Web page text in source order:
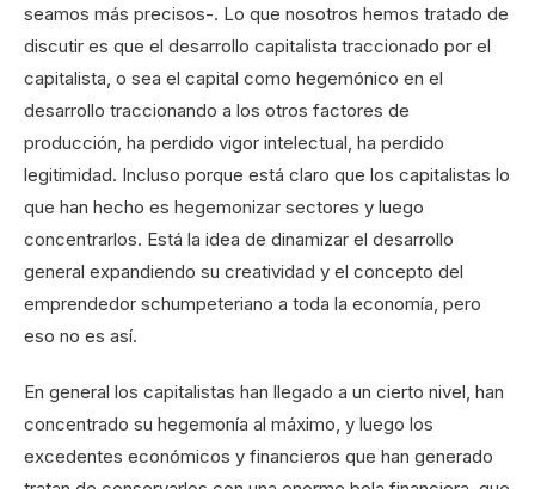
seamos más precisos-. Lo que nosotros hemos tratado de
discutir es que el desarrollo capitalista traccionado por el
capitalista, o sea el capital como hegemónico en el
desarrollo traccionando a los otros factores de
producción, ha perdido vigor intelectual, ha perdido
legitimidad. Incluso porque está claro que los capitalistas lo
que han hecho es hegemonizar sectores y luego
concentrarlos. Está la idea de dinamizar el desarrollo
general expandiendo su creatividad y el concepto del
emprendedor schumpeteriano a toda la economía, pero
eso no es así.
En general los capitalistas han llegado a un cierto nivel, han
concentrado su hegemonía al máximo, y luego los
excedentes económicos y financieros que han generado